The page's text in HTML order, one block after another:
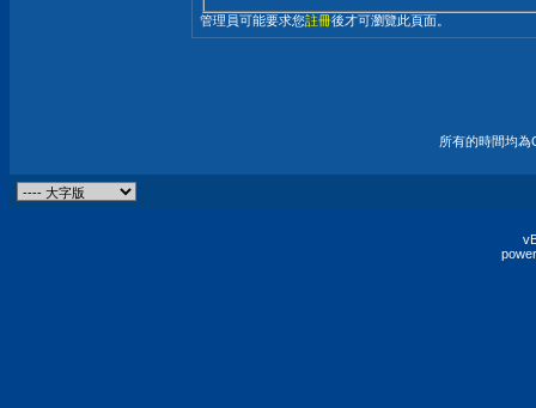
管理員可能要求您註冊後才可瀏覽此頁面。
所有的時間均為